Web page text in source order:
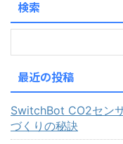
検索
最近の投稿
SwitchBot CO2セン
づくりの秘訣